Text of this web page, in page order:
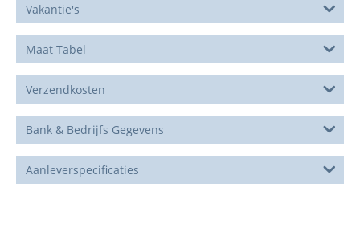
Vakantie's
Maat Tabel
Verzendkosten
Bank & Bedrijfs Gegevens
Aanleverspecificaties